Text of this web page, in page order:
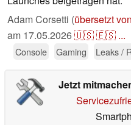
Adam Corsetti (übersetzt von
am 17.05.2026🇺🇸🇪🇸 ...
Console Gaming Leaks /
Jetzt